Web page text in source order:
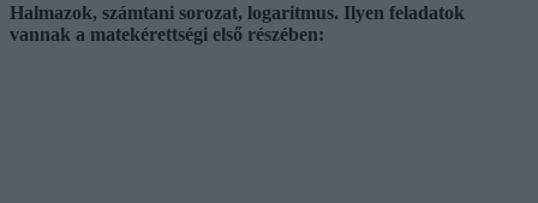
Halmazok, számtani sorozat, logaritmus. Ilyen feladatok
vannak a matekérettségi első részében: